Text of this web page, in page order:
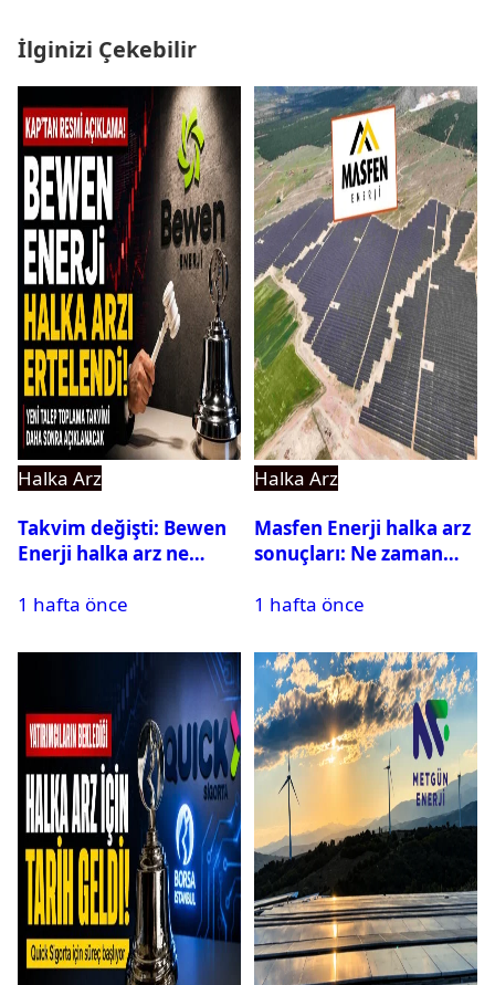
İlginizi Çekebilir
Halka Arz
Takvim değişti: Bewen
Enerji halka arz ne
1 hafta önce
Halka Arz
Masfen Enerji halka arz
sonuçları: Ne zaman
1 hafta önce